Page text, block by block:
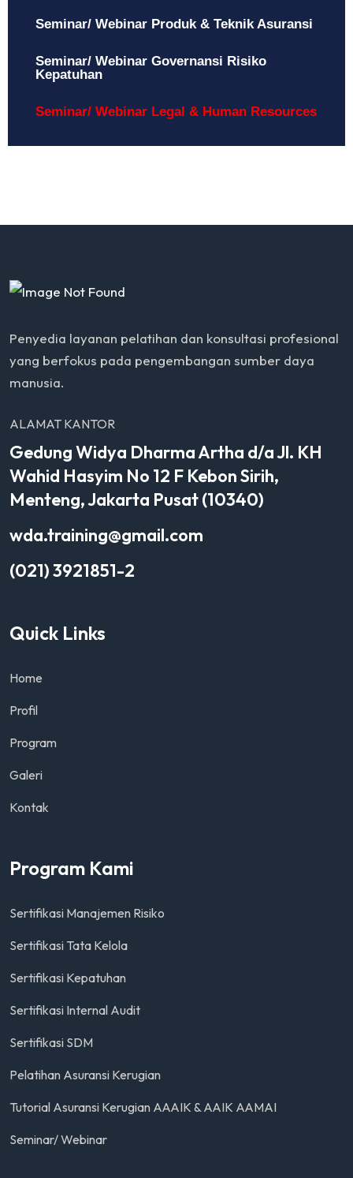
Seminar/ Webinar Produk & Teknik Asuransi
Seminar/ Webinar Governansi Risiko
Kepatuhan
Seminar/ Webinar Legal & Human Resources
Penyedia layanan pelatihan dan konsultasi profesional
yang berfokus pada pengembangan sumber daya
manusia.
ALAMAT KANTOR
Gedung Widya Dharma Artha d/a Jl. KH
Wahid Hasyim No 12 F Kebon Sirih,
Menteng, Jakarta Pusat (10340)
wda.training@gmail.com
(021) 3921851-2
Quick Links
Home
Profil
Program
Galeri
Kontak
Program Kami
Sertifikasi Manajemen Risiko
Sertifikasi Tata Kelola
Sertifikasi Kepatuhan
Sertifikasi Internal Audit
Sertifikasi SDM
Pelatihan Asuransi Kerugian
Tutorial Asuransi Kerugian AAAIK & AAIK AAMAI
Seminar/ Webinar